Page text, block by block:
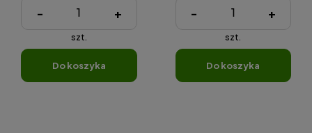
- +
szt.
do koszyka
- +
szt.
do koszyka